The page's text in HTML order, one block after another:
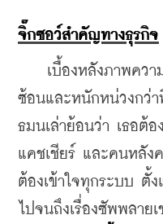
จิ๊กซอว์สำคัญทางธุรกิจ
เบื้องหลังภาพความ
ซ้อนและหนักหน่วงกว่
ธมนเล่าย้อนว่า เธอต้อ
แคชเชียร์ และคนหลัง
ต้องเข้าใจทุกระบบ ตั้
ไปจนถึงเรื่องซัพพลา